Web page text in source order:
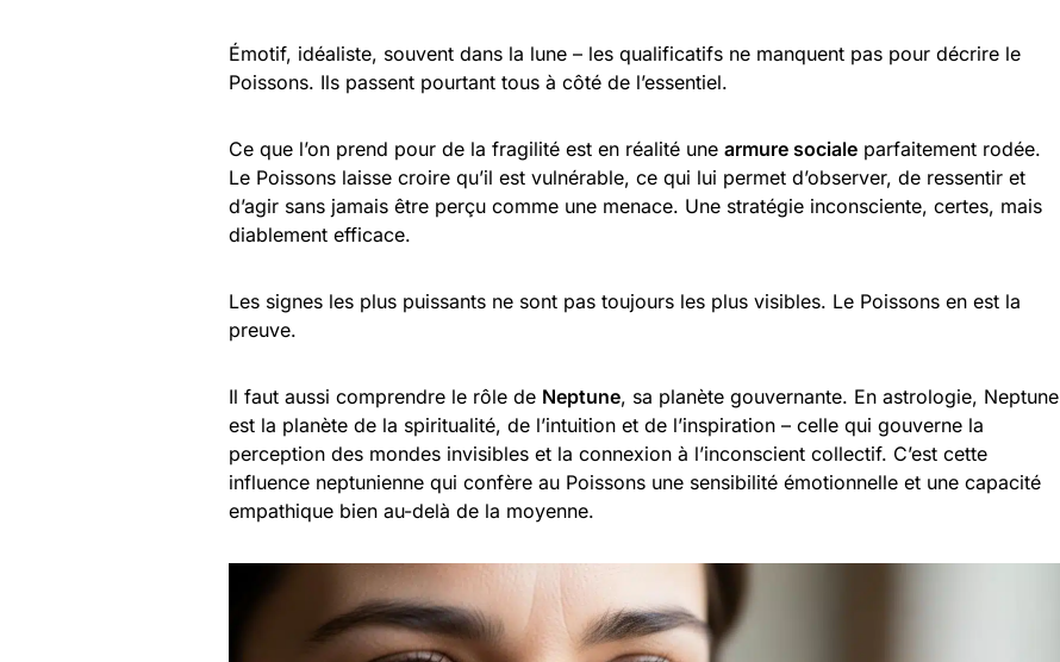
Émotif, idéaliste, souvent dans la lune – les qualificatifs ne manquent pas pour décrire le
Poissons. Ils passent pourtant tous à côté de l’essentiel.
Ce que l’on prend pour de la fragilité est en réalité une armure sociale parfaitement rodée.
Le Poissons laisse croire qu’il est vulnérable, ce qui lui permet d’observer, de ressentir et
d’agir sans jamais être perçu comme une menace. Une stratégie inconsciente, certes, mais
diablement efficace.
Les signes les plus puissants ne sont pas toujours les plus visibles. Le Poissons en est la
preuve.
Il faut aussi comprendre le rôle de Neptune, sa planète gouvernante. En astrologie, Neptune
est la planète de la spiritualité, de l’intuition et de l’inspiration – celle qui gouverne la
perception des mondes invisibles et la connexion à l’inconscient collectif. C’est cette
influence neptunienne qui confère au Poissons une sensibilité émotionnelle et une capacité
empathique bien au-delà de la moyenne.